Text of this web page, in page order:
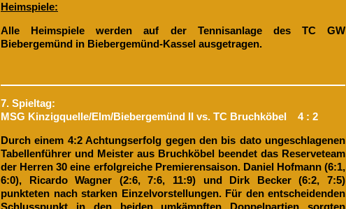
Heimspiele:
Alle Heimspiele werden auf der Tennisanlage des TC GW
Biebergemünd in Biebergemünd-Kassel ausgetragen.
7. Spieltag:
MSG Kinzigquelle/Elm/Biebergemünd II vs. TC Bruchköbel 4 : 2
Durch einem 4:2 Achtungserfolg gegen den bis dato ungeschlagenen
Tabellenführer und Meister aus Bruchköbel beendet das Reserveteam
der Herren 30 eine erfolgreiche Premierensaison. Daniel Hofmann (6:1,
6:0), Ricardo Wagner (2:6, 7:6, 11:9) und Dirk Becker (6:2, 7:5)
punkteten nach starken Einzelvorstellungen. Für den entscheidenden
Schlusspunkt in den beiden umkämpften Doppelpartien sorgten